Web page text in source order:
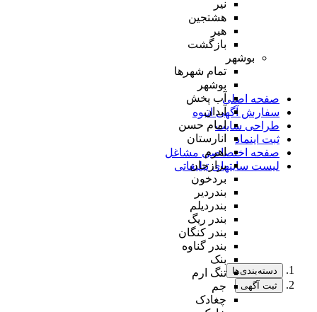
نیر
هشتجین
هیر
بازگشت
بوشهر
تمام شهر‌ها
بوشهر
آب پخش
آبدان
امام حسن
انارستان
اهرم
برازجان
بردخون
بندردیر
بندردیلم
بندر ریگ
بندر کنگان
بندر گناوه
بنک
تنگ ارم
جم
چغادک
صفحه اصلی
سفارش آگهی انبوه
طراحی سایت
ثبت اینماد
صفحه اختصاصی مشاغل
لیست سایتهای تبلیغاتی
دسته‌بندی‌ها
ثبت آگهی